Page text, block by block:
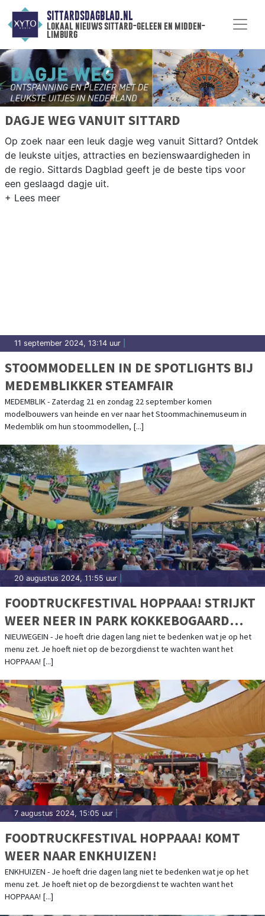
SITTARDSDAGBLAD.NL
lokaal nieuws sittard-geleen en midden-
limburg
DAGJE WEG VANUIT SITTARD
Op zoek naar een leuk dagje weg vanuit Sittard? Ontdek
de leukste uitjes, attracties en bezienswaardigheden in
de regio. Sittards Dagblad geeft je de beste tips voor
een geslaagd dagje uit.
11 september 2024, 13:14 uur
STOOMMODELLEN IN DE SPOTLIGHTS BIJ
MEDEMBLIKKER STEAMFAIR
MEDEMBLIK - Zaterdag 21 en zondag 22 september komen
modelbouwers van heinde en ver naar het Stoommachinemuseum in
Medemblik om hun stoommodellen, [...]
20 augustus 2024, 11:55 uur
FOODTRUCKFESTIVAL HOPPAAA! STRIJKT
WEER NEER IN PARK KOKKEBOGAARD
NIEUWEGEIN!
NIEUWEGEIN - Je hoeft drie dagen lang niet te bedenken wat je op het
menu zet. Je hoeft niet op de bezorgdienst te wachten want het
HOPPAAA! [...]
7 augustus 2024, 15:05 uur
FOODTRUCKFESTIVAL HOPPAAA! KOMT
WEER NAAR ENKHUIZEN!
ENKHUIZEN - Je hoeft drie dagen lang niet te bedenken wat je op het
menu zet. Je hoeft niet op de bezorgdienst te wachten want het
HOPPAAA! [...]